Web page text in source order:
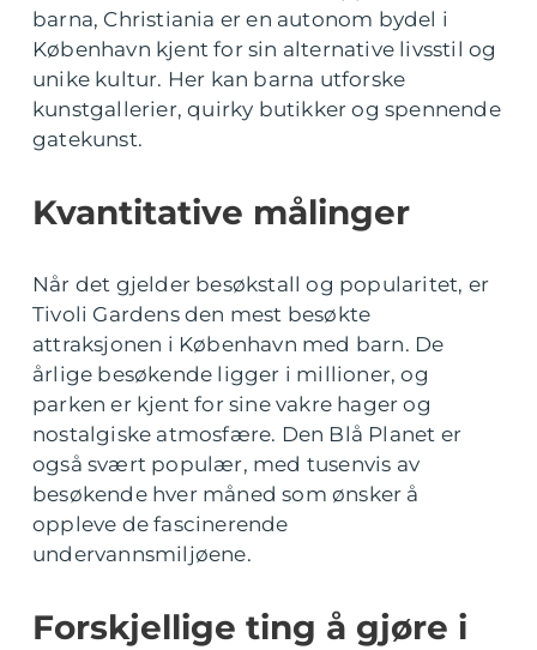
barna, Christiania er en autonom bydel i
København kjent for sin alternative livsstil og
unike kultur. Her kan barna utforske
kunstgallerier, quirky butikker og spennende
gatekunst.
Kvantitative målinger
Når det gjelder besøkstall og popularitet, er
Tivoli Gardens den mest besøkte
attraksjonen i København med barn. De
årlige besøkende ligger i millioner, og
parken er kjent for sine vakre hager og
nostalgiske atmosfære. Den Blå Planet er
også svært populær, med tusenvis av
besøkende hver måned som ønsker å
oppleve de fascinerende
undervannsmiljøene.
Forskjellige ting å gjøre i